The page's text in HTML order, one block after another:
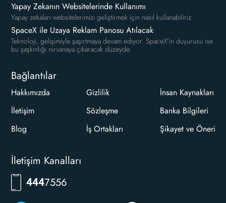
Yapay Zekanın Websitelerinde Kullanımı
Yapay zekaları websitelerimizi geliştirmek için nasıl kullanabiliriz
SpaceX ile Uzaya Reklam Panosu Atılacak
Teknoloji, gelişimiyle şaşırtmaya devam ediyor. SpaceX'in duyurusu ise
bu şaşkınlığı nirvanaya çıkaracak düzeyde.
Bağlantılar
Hakkımızda
İletişim
Blog
Gizlilik
Sözleşme
İş Ortakları
İnsan Kaynakları
Banka Bilgileri
Şikayet ve Öneri
İletişim Kanalları
4447556